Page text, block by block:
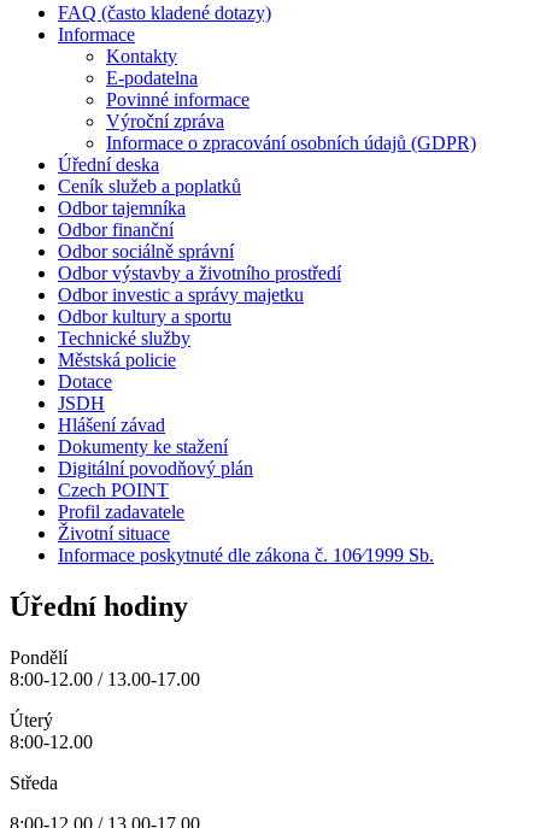
FAQ (často kladené dotazy)
Informace
Kontakty
E-podatelna
Povinné informace
Výroční zpráva
Informace o zpracování osobních údajů (GDPR)
Úřední deska
Ceník služeb a poplatků
Odbor tajemníka
Odbor finanční
Odbor sociálně správní
Odbor výstavby a životního prostředí
Odbor investic a správy majetku
Odbor kultury a sportu
Technické služby
Městská policie
Dotace
JSDH
Hlášení závad
Dokumenty ke stažení
Digitální povodňový plán
Czech POINT
Profil zadavatele
Životní situace
Informace poskytnuté dle zákona č. 106⁄1999 Sb.
Úřední hodiny
Pondělí
8:00-12.00 / 13.00-17.00
Úterý
8:00-12.00
Středa
8:00-12.00 / 13.00-17.00